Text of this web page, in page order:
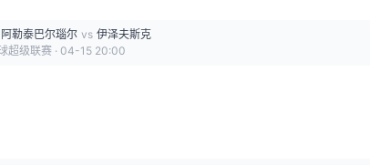
阿勒泰巴尔瑙尔 vs 伊泽夫斯克
超级联赛 · 04-15 20:00